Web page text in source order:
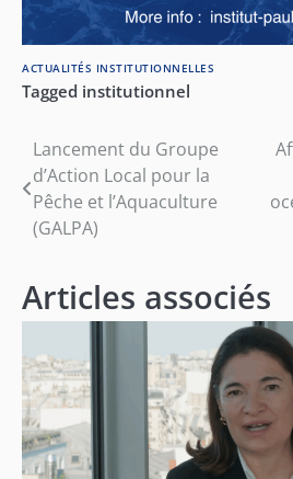
ACTUALITÉS INSTITUTIONNELLES
Tagged institutionnel
Navigation
de
l’article
Lancement du Groupe
d’Action Local pour la
Pêche et l’Aquaculture
(GALPA)
Articles associés